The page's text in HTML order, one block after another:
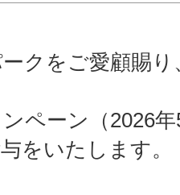
クをご愛顧賜
ペーン（2026
をいたします。